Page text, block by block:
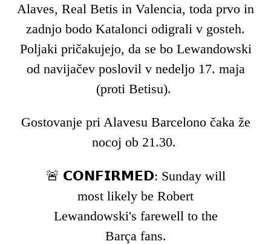
Alaves, Real Betis in Valencia, toda prvo in
zadnjo bodo Katalonci odigrali v gosteh.
Poljaki pričakujejo, da se bo Lewandowski
od navijačev poslovil v nedeljo 17. maja
(proti Betisu).
Gostovanje pri Alavesu Barcelono čaka že
nocoj ob 21.30.
🚨 𝗖𝗢𝗡𝗙𝗜𝗥𝗠𝗘𝗗: Sunday will
most likely be Robert
Lewandowski's farewell to the
Barça fans.